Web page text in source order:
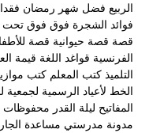
الربيع فضل شهر رمضان
فوائد الشجرة فوق فوق تحت
قصة قصة حيوانية قصة
الفرنسية قواغد اللغة قيمة
التلميذ كتب المعلم كتب
الخط لأعياد الرسمية لجمعية
المفاتيح ليلة القدر محفوظات
مدونة مدرستي مساعدة الجار